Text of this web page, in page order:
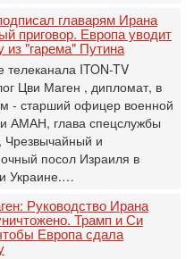
главарям Ирана
приговор. Европа уводит
из "гарема" Путина
телеканала ITON-TV
Цви Маген , дипломат, в
- старший офицер военной
АМАН, глава спецслужбы
‎Чрезвычайный и
посол Израиля в
Украине.…
Руководство Ирана
Трамп и Си
Европа сдала